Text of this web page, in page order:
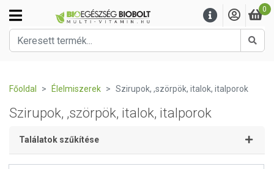
0
Főoldal Élelmiszerek Szirupok, ,szörpök, italok, italporok
Szirupok, ,szörpök, italok, italporok
Találatok szűkítése